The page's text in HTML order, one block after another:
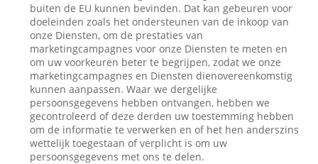
buiten de EU kunnen bevinden. Dat kan gebeuren voor
doeleinden zoals het ondersteunen van de inkoop van
onze Diensten, om de prestaties van
marketingcampagnes voor onze Diensten te meten en
om uw voorkeuren beter te begrijpen, zodat we onze
marketingcampagnes en Diensten dienovereenkomstig
kunnen aanpassen. Waar we dergelijke
persoonsgegevens hebben ontvangen, hebben we
gecontroleerd of deze derden uw toestemming hebben
om de informatie te verwerken en of het hen anderszins
wettelijk toegestaan of verplicht is om uw
persoonsgegevens met ons te delen.